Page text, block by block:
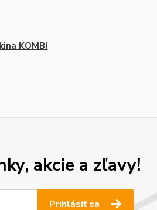
KOMBI
akcie a zľavy!
Prihlásiť sa